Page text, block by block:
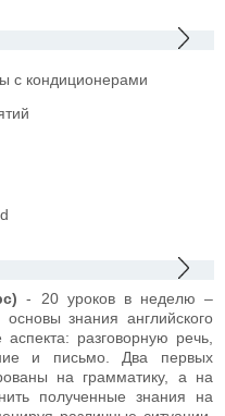
с кондиционерами
- 20 уроков в неделю –
знания английского
разговорную речь,
и письмо. Два первых
на грамматику, а на
полученные знания на